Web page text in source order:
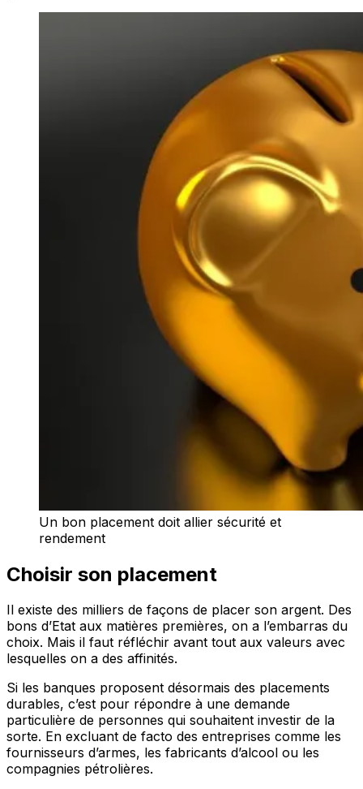
Un bon placement doit allier sécurité et
rendement
Choisir son placement
Il existe des milliers de façons de placer son argent. Des
bons d’Etat aux matières premières, on a l’embarras du
choix. Mais il faut réfléchir avant tout aux valeurs avec
lesquelles on a des affinités.
Si les banques proposent désormais des placements
durables, c’est pour répondre à une demande
particulière de personnes qui souhaitent investir de la
sorte. En excluant de facto des entreprises comme les
fournisseurs d’armes, les fabricants d’alcool ou les
compagnies pétrolières.